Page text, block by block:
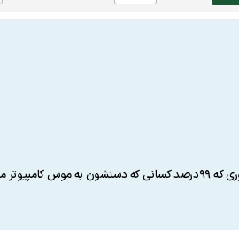
همه ما میدونیم که کاربرد نرم افزار اکسل با توجه به گستردگی ابزارهایی که داره در تمام حوزه ها بخشی اندک یا زیاد را به خود اختصاص می دهد بطوری که